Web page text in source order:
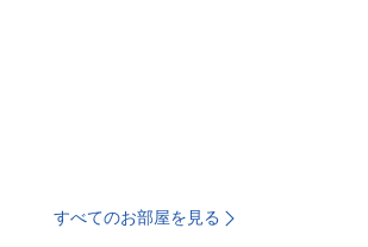
すべてのお部屋を見る